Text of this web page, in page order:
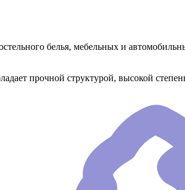
белья, мебельных и
прочной структурой, высокой